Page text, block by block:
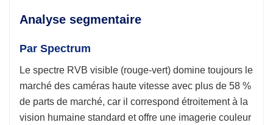
Analyse segmentaire
Par Spectrum
Le spectre RVB visible (rouge-vert) domine toujours le
marché des caméras haute vitesse avec plus de 58 %
de parts de marché, car il correspond étroitement à la
vision humaine standard et offre une imagerie couleur